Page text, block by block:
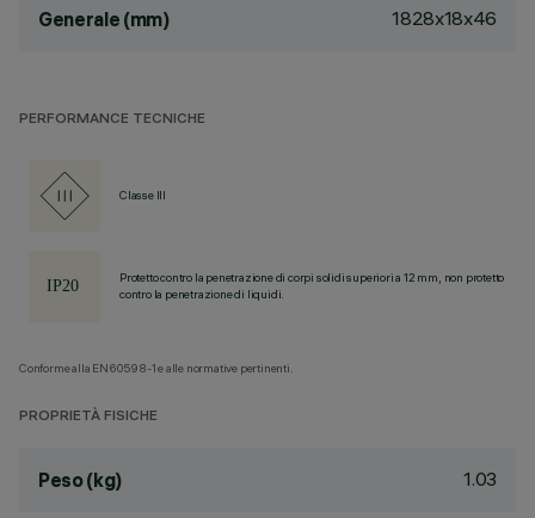
Generale (mm) 1828x18x46
PERFORMANCE TECNICHE
Classe III
Protetto contro la penetrazione di corpi solidi superiori a 12 mm, non protetto
contro la penetrazione di liquidi.
Conforme alla EN60598-1 e alle normative pertinenti.
PROPRIETÀ FISICHE
Peso (kg) 1.03